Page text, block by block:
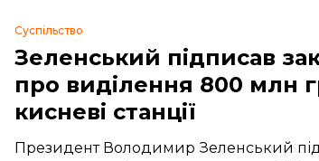
Суспільство
Зеленський підписав
про виділення 800 млн
кисневі станції
Президент Володимир Зеленський